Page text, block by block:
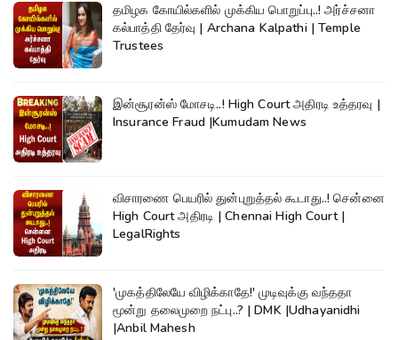
தமிழக கோயில்களில் முக்கிய பொறுப்பு..! அர்ச்சனா
கல்பாத்தி தேர்வு | Archana Kalpathi | Temple
Trustees
இன்சூரன்ஸ் மோசடி..! High Court அதிரடி உத்தரவு |
Insurance Fraud |Kumudam News
விசாரணை பெயரில் துன்புறுத்தல் கூடாது..! சென்னை
High Court அதிரடி | Chennai High Court |
LegalRights
'முகத்திலேயே விழிக்காதே!' முடிவுக்கு வந்ததா
மூன்று தலைமுறை நட்பு..? | DMK |Udhayanidhi
|Anbil Mahesh